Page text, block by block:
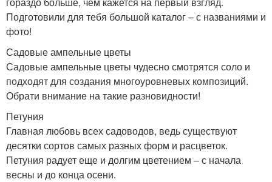
Подготовили для тебя большой каталог – с названиями и
фото!
Садовые ампельные цветы
Садовые ампельные цветы чудесно смотрятся соло и
подходят для создания многоуровневых композиций.
Обрати внимание на такие разновидности!
Петуния
Главная любовь всех садоводов, ведь существуют
десятки сортов самых разных форм и расцветок.
Петуния радует еще и долгим цветением – с начала
весны и до конца осени.